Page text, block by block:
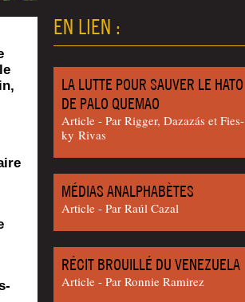
EN LIEN :
LA LUTTE POUR SAUVER LE HATO
DE PALO QUEMAO
Article - Par Rig­ger, Dazazás et Fies­
ky Rivas
MÉDIAS ANALPHABÈTES
Article - Par Raúl Cazal
RÉCIT BROUILLÉ DU VENEZUELA
Article - Par Ron­nie Ramirez